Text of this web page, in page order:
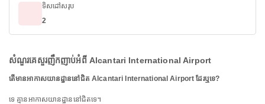
ទិសដៅសរុប
2
សំណួរគេសួរញឹកញាប់អំពី Alcantari International Airport
តើមានអាកាសយានដ្ឋាននៅជិត Alcantari International Airport ដែរឬទេ?
ទេ គ្មានអាកាសយានដ្ឋាននៅជិតទេ។